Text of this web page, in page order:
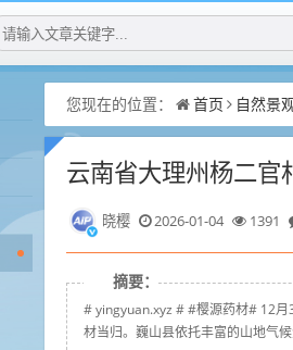
您现在的位置： 首页 自然景
云南省大理州杨二官
晓樱 2026-01-04 1391
摘要：
# yingyuan.xyz # #樱源药材# 12月
材当归。巍山县依托丰富的山地气